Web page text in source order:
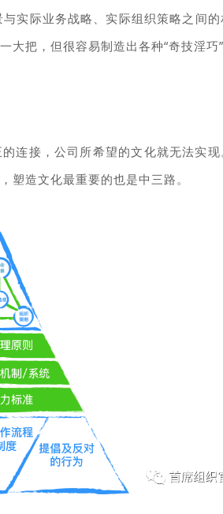
实际业务战略、实际组织策略之间的
把，但很容易制造出各种“奇技淫巧”
连接，公司所希望的文化就无法实现
塑造文化最重要的也是中三路。